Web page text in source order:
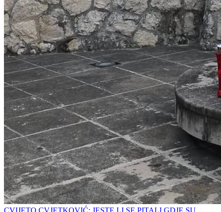
CVIJETO CVJETKOVIĆ: JESTE LI SE PITALI GDJE SU